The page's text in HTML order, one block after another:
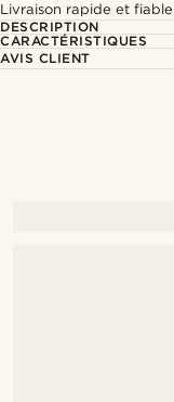
Livraison rapide et
DESCRIPTION
CARACTÉRISTIQUES
AVIS CLIENT